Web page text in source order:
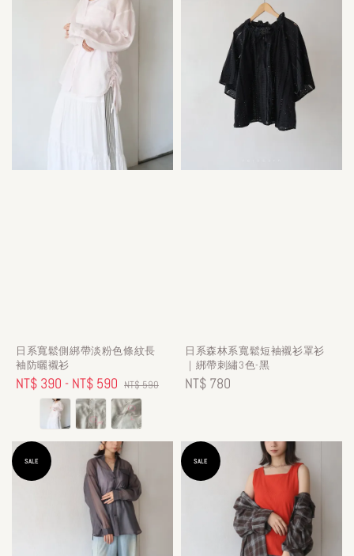
日系寬鬆側綁帶淡粉色條紋長
袖防曬襯衫
Sale
price
NT$ 390 - NT$ 590 Regular
price
NT$ 590
日系森林系寬鬆短袖襯衫罩衫
｜綁帶刺繡3色-黑
Regular
NT$ 780
SALE SALE